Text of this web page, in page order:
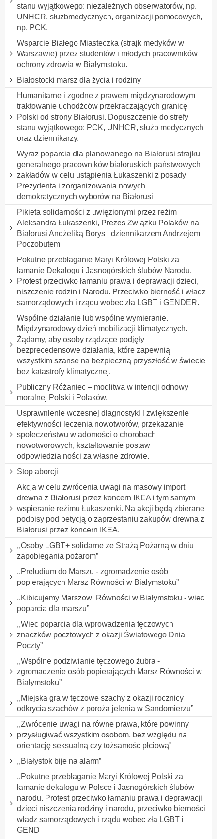
stanu wyjątkowego: niezależnych obserwatorów, np.
UNHCR, służbmedycznych, organizacji pomocowych,
np. PCK,
Wsparcie Białego Miasteczka (strajk medyków w
Warszawie) przez studentów i młodych pracowników
ochrony zdrowia w Białymstoku.
Białostocki marsz dla życia i rodziny
Humanitarne i zgodne z prawem międzynarodowym
traktowanie uchodźców przekraczających granicę
Polski od strony Białorusi. Dopuszczenie do strefy
stanu wyjątkowego: PCK, UNHCR, służb medycznych
oraz dziennikarzy.
Wyraz poparcia dla planowanego na Białorusi strajku
generalnego pracowników białoruskich państwowych
zakładów w celu ustąpienia Łukaszenki z posady
Prezydenta i zorganizowania nowych
demokratycznych wyborów na Białorusi
Pikieta solidarności z uwięzionymi przez reżim
Aleksandra Łukaszenki, Prezes Związku Polaków na
Białorusi Andżeliką Borys i dziennikarzem Andrzejem
Poczobutem
Pokutne przebłaganie Maryi Królowej Polski za
łamanie Dekalogu i Jasnogórskich ślubów Narodu.
Protest przeciwko łamaniu prawa i deprawacji dzieci,
niszczenie rodzin i Narodu. Przeciwko bierność i władz
samorządowych i rządu wobec zła LGBT i GENDER.
Wspólne działanie lub wspólne wymieranie.
Międzynarodowy dzień mobilizacji klimatycznych.
Żądamy, aby osoby rządzące podjęły
bezprecedensowe działania, które zapewnią
wszystkim szanse na bezpieczną przyszłość w świecie
bez katastrofy klimatycznej.
Publiczny Różaniec – modlitwa w intencji odnowy
moralnej Polski i Polaków.
Usprawnienie wczesnej diagnostyki i zwiększenie
efektywności leczenia nowotworów, przekazanie
społeczeństwu wiadomości o chorobach
nowotworowych, kształtowanie postaw
odpowiedzialności za własne zdrowie.
Stop aborcji
Akcja w celu zwrócenia uwagi na masowy import
drewna z Białorusi przez koncern IKEA i tym samym
wspieranie reżimu Łukaszenki. Na akcji będą zbierane
podpisy pod petycją o zaprzestaniu zakupów drewna z
Białorusi przez koncern IKEA.
,,Osoby LGBT+ solidarne ze Strażą Pożarną w dniu
zapobiegania pożarom”
,,Preludium do Marszu - zgromadzenie osób
popierających Marsz Równości w Białymstoku”
,,Kibicujemy Marszowi Równości w Białymstoku - wiec
poparcia dla marszu”
,,Wiec poparcia dla wprowadzenia tęczowych
znaczków pocztowych z okazji Światowego Dnia
Poczty”
,,Wspólne podziwianie tęczowego żubra -
zgromadzenie osób popierających Marsz Równości w
Białymstoku”
,,Miejska gra w tęczowe szachy z okazji rocznicy
odkrycia szachów z poroża jelenia w Sandomierzu”
,,Zwrócenie uwagi na równe prawa, które powinny
przysługiwać wszystkim osobom, bez względu na
orientację seksualną czy tożsamość płciową"
,,Białystok bije na alarm”
,,Pokutne przebłaganie Maryi Królowej Polski za
łamanie dekalogu w Polsce i Jasnogórskich ślubów
narodu. Protest przeciwko łamaniu prawa i deprawacji
dzieci niszczenia rodziny i narodu, przeciwko bierności
władz samorządowych i rządu wobec zła LGBT i
GEND